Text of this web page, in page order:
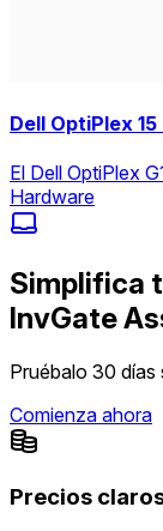
Dell OptiPlex 15
El Dell OptiPlex
Hardware
Simplifica
InvGate
Pruébalo 30
Comienza ahora
Precios